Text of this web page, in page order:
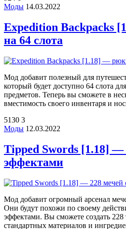
Моды 14.03.2022
Expedition Backpacks
на 64 слота
Мод добавит полезный для
который будет доступно 64 слота
предметов. Теперь вы сможете в
вместимость своего инвентаря и
5130 3
Моды 12.03.2022
Tipped Swords [1.18] —
эффектами
Мод добавит огромный арсенал
Они будут похожи по своему
эффектами. Вы сможете создать 228
стандартных материалов и